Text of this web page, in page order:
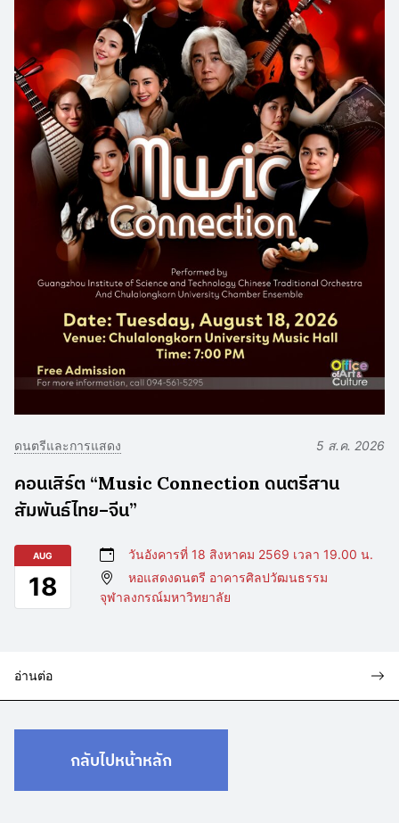
ดนตรีและการแสดง 5 ส.ค. 2026
คอนเสิร์ต “Music Connection ดนตรีสาน
สัมพันธ์ไทย–จีน”
AUG
18
วันอังคารที่ 18 สิงหาคม 2569 เวลา 19.00 น.
หอแสดงดนตรี อาคารศิลปวัฒนธรรม
จุฬาลงกรณ์มหาวิทยาลัย
อ่านต่อ
กลับไปหน้าหลัก